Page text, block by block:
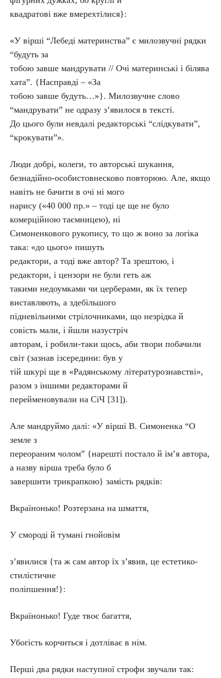
квадратові вже вмерехтілися}:
«У вірші “Лебеді материнства” є милозвучні рядки
“будуть за
тобою завше мандрувати // Очі материнські і білява
хата”. {Насправді – «За
тобою завше будуть…»}. Милозвучне слово
“мандрувати” не одразу з’явилося в тексті.
До цього були невдалі редакторські “слідкувати”,
“крокувати”».
Люди добрі, колеги, то авторські шукання,
безнадійно-особистовнесково повторюю. Але, якщо
навіть не бачити в очі ні мого
нарису («40 000 пр.» – тоді це ще не було
комерційною таємницею), ні
Симоненкового рукопису, то що ж воно за логіка
така: «до цього» пишуть
редактори, а тоді вже автор? Та зрештою, і
редактори, і цензори не були геть аж
такими недоумками чи церберами, як їх тепер
виставляють, а здебільшого
підневільними стрілочниками, що незрідка й
совість мали, і йшли назустріч
авторам, і робили-таки щось, аби твори побачили
світ (зазнав ізсередини: був у
тій шкурі ще в «Радянському літературознавстві»,
разом з іншими редакторами й
перейменовували на СіЧ [31]).
Але мандруймо далі: «У вірші В. Симоненка “О
земле з
переораним чолом” {нарешті постало й ім’я автора,
а назву вірша треба було б
завершити трикрапкою} замість рядків:
Вкраїнонько! Розтерзана на шмаття,
У смороді й тумані гнойовім
з’явилися {та ж сам автор їх з’явив, це естетико-
стилістичне
поліпшення!}:
Вкраїнонько! Гуде твоє багаття,
Убогість корчиться і дотліває в нім.
Перші два рядки наступної строфи звучали так: